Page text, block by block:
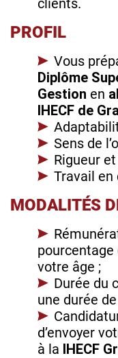
clients.
PROFIL
Vous
Diplôme
Gestion en
IHECF de
Sens de
Rigueur
Travail en
MODALITÉS
pourcentage
votre âge ;
Durée du
une durée
d’envoyer
à la IHECF